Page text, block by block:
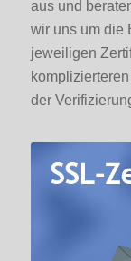
aus und
wir uns um die
jeweiligen
der